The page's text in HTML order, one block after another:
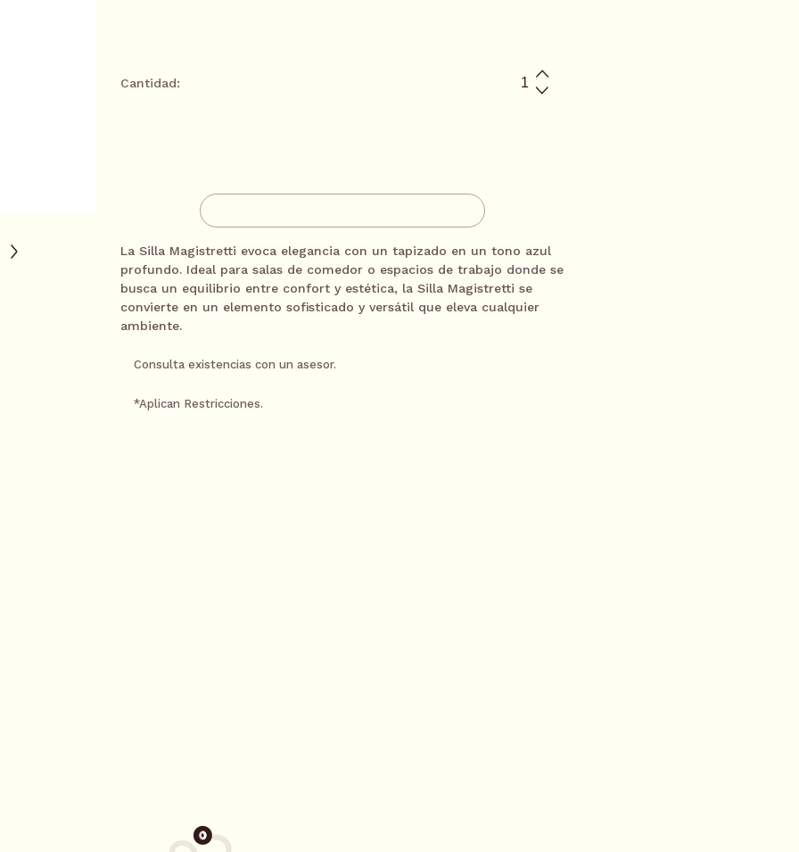
9 meses sin intereses* $721.11/mes
12 meses sin intereses* $540.83 /mes
18 meses sin intereses
Pagando a través de PayPal
Cantidad:
La Silla Magistretti evoca elegancia con un tapizado en un tono azul
profundo. Ideal para salas de comedor o espacios de trabajo donde se
busca un equilibrio entre confort y estética, la Silla Magistretti se
convierte en un elemento sofisticado y versátil que eleva cualquier
ambiente.
Consulta existencias con un asesor.
*Aplican Restricciones.